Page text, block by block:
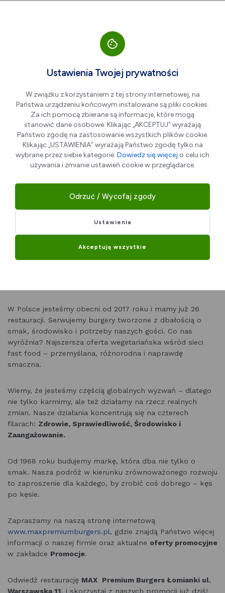
37,6% żniżki na Frisco Meal +
Kids Meal
MAX Premium Burgers – Smak, który robi różnicę
MAX Premium Burgers to szwedzka, rodzinna sieć
restauracji, która od 1968 roku udowadnia, że fast food
W Polsce jesteśmy obecni od 2017 roku i mamy już 26
restauracji. Serwujemy burgery tworzone z dbałością o
smak, środowisko i potrzeby naszych gości. Co nas
wyróżnia? Najszersza oferta wegetariańska wśród sieci
fast food – przemyślana, różnorodna i naprawdę
smaczna.
Wiemy, że jesteśmy częścią globalnych wyzwań – dlatego
nie tylko karmimy, ale też działamy na rzecz realnych
zmian. Nasze działania koncentrują się na czterech
filarach: Zdrowie, Sprawiedliwość, Środowisko i
Zaangażowanie.
Od 1968 roku budujemy markę, która dba nie tylko o
smak. Nasza podróż w kierunku zrównoważonego rozwoju
to zaproszenie dla każdego, by zrobić coś dobrego – kęs
po kęsie.
Zapraszamy na naszą stronę internetową
www.maxpremiumburgers.pl, gdzie znajdą Państwo więcej
informacji o naszej firmie oraz aktualne oferty promocyjne
w zakładce Promocje.
Odwiedź restaurację MAX Premium Burgers Łomianki ul.
Warszawska 11, i skorzystaj z naszych promocji już dziś!
Ustawienia Twojej prywatności
W związku z korzystaniem z tej strony internetowej, na
Państwa urządzeniu końcowym instalowane są pliki cookies.
Za ich pomocą zbierane są informacje, które mogą
stanowić dane osobowe. Klikając „AKCEPTUJ” wyrażają
Państwo zgodę na zastosowanie wszystkich plików cookie.
Klikając „USTAWIENIA” wyrażają Państwo zgodę tylko na
wybrane przez siebie kategorie. Dowiedz się więcej o celu ich
używania i zmianie ustawień cookie w przeglądarce.
Odrzuć / Wycofaj zgody
Ustawienia
Akceptuję wszystkie